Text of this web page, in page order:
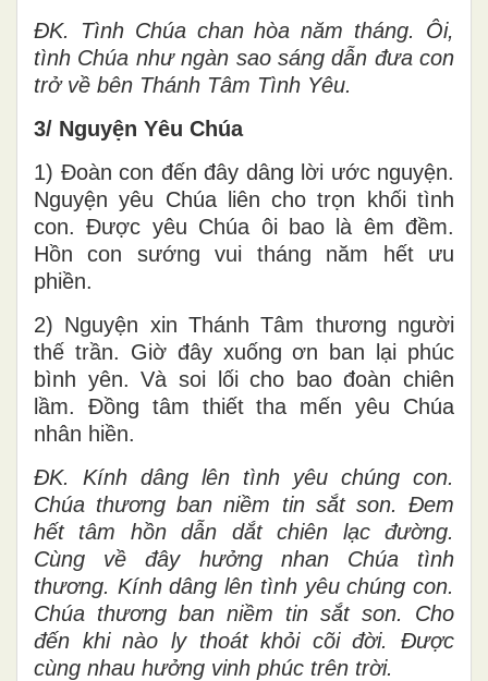
ĐK. Tình Chúa chan hòa năm tháng. Ôi,
tình Chúa như ngàn sao sáng dẫn đưa con
trở về bên Thánh Tâm Tình Yêu.
3/ Nguyện Yêu Chúa
1) Đoàn con đến đây dâng lời ước nguyện.
Nguyện yêu Chúa liên cho trọn khối tình
con. Được yêu Chúa ôi bao là êm đềm.
Hồn con sướng vui tháng năm hết ưu
phiền.
2) Nguyện xin Thánh Tâm thương người
thế trần. Giờ đây xuống ơn ban lại phúc
bình yên. Và soi lối cho bao đoàn chiên
lầm. Đồng tâm thiết tha mến yêu Chúa
nhân hiền.
ĐK. Kính dâng lên tình yêu chúng con.
Chúa thương ban niềm tin sắt son. Đem
hết tâm hồn dẫn dắt chiên lạc đường.
Cùng về đây hưởng nhan Chúa tình
thương. Kính dâng lên tình yêu chúng con.
Chúa thương ban niềm tin sắt son. Cho
đến khi nào ly thoát khỏi cõi đời. Được
cùng nhau hưởng vinh phúc trên trời.